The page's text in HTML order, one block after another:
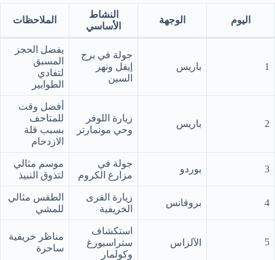
اليوم الوجهة
النشاط
الأساسي
الملاحظات
1 باريس
جولة في برج
إيفل ونهر
السين
يفضل الحجز
المسبق
لتفادي
الطوابير
2 باريس
زيارة اللوفر
وحي مونمارتر
أفضل وقت
للمتاحف
بسبب قلة
الازدحام
3 بوردو
جولة في
مزارع الكروم
موسم مثالي
لتذوق النبيذ
4 بروفانس
زيارة القرى
الخريفية
الطقس مثالي
للمشي
5 الآلزاس
استكشاف
ستراسبورغ
وكولمار
مناظر خريفية
ساحرة